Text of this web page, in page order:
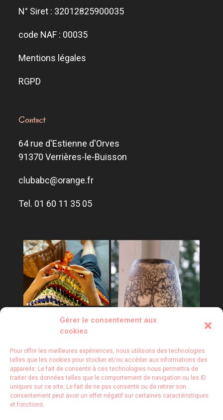
Gérer le consentement aux
cookies
Pour offrir les meilleures expériences, nous utilisons des technologies
telles que les cookies pour stocker et/ou accéder aux informations des
appareils. Le fait de consentir à ces technologies nous permettra de
traiter des données telles que le comportement de navigation ou les ID
uniques sur ce site. Le fait de ne pas consentir ou de retirer son
consentement peut avoir un effet négatif sur certaines caractéristiques
et fonctions.
N° Siret : 32012825900035
code NAF : 00035
Mentions légales
RGPD
Contact
64 rue d'Estienne d'Orves
91370 Verrières-le-Buisson
clubabc@orange.fr
Tel. 01 60 11 35 05